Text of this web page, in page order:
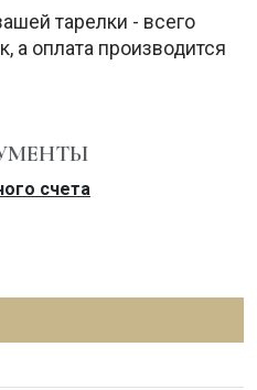
тарелки - всего
а оплата производится
счета